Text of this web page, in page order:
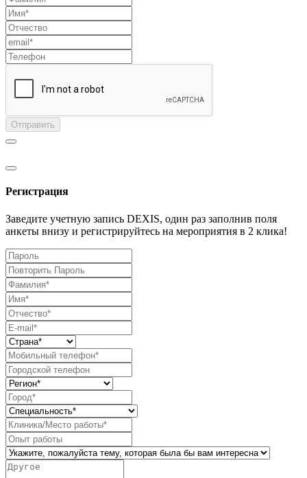
Отправить
Регистрация
Заведите учетную запись DEXIS, один раз заполнив поля
анкеты внизу и регистрируйтесь на мероприятия в 2 клика!